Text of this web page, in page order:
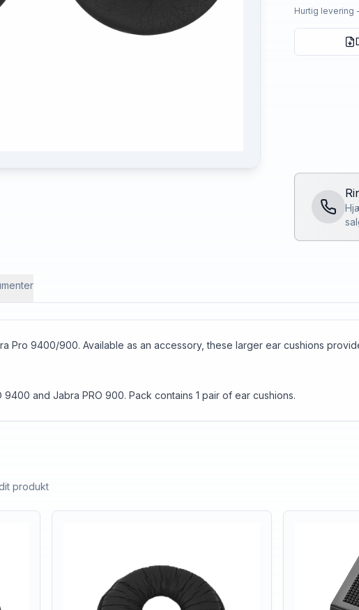
Hurtig levering
Pro 9400/900. Available as an accessory, these larger ear cushions
and Jabra PRO 900. Pack contains 1 pair of ear cushions.
produkt